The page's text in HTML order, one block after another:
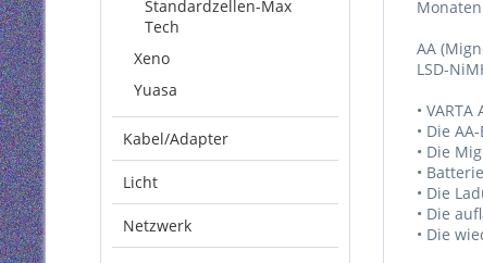
Standardzellen-Max
Tech
Xeno
Yuasa
Kabel/Adapter
Licht
Netzwerk
AA
LSD-
•
• Die
• Die
•
• Die
• Die
• Die